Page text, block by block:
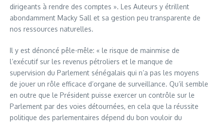
dirigeants à rendre des comptes ». Les Auteurs y étrillent
abondamment Macky Sall et sa gestion peu transparente de
nos ressources naturelles.
Il y est dénoncé pêle-mêle: « le risque de mainmise de
l’exécutif sur les revenus pétroliers et le manque de
supervision du Parlement sénégalais qui n’a pas les moyens
de jouer un rôle efficace d’organe de surveillance. Qu’il semble
en outre que le Président puisse exercer un contrôle sur le
Parlement par des voies détournées, en cela que la réussite
politique des parlementaires dépend du bon vouloir du